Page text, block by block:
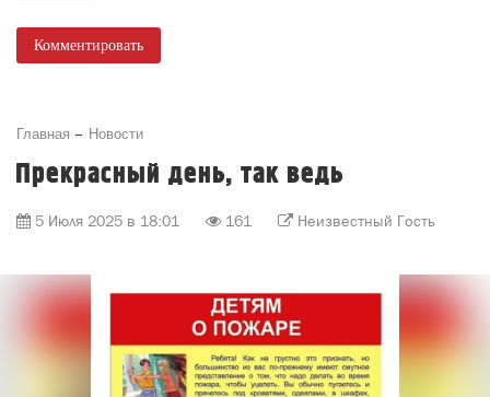
Комментировать
Главная Новости
Прекрасный день, так ведь
5 Июля 2025 в 18:01 161 Неизвестный Гость